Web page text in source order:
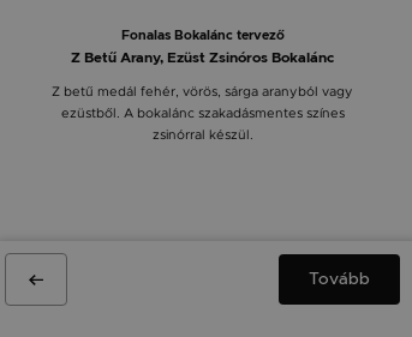
Fonalas Bokalánc tervező
Z Betű Arany, Ezüst Zsinóros Bokalánc
Z betű medál fehér, vörös, sárga aranyból vagy
ezüstből. A bokalánc szakadásmentes színes
zsinórral készül.
Tovább